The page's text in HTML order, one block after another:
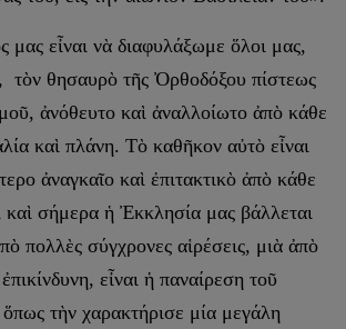
μας εἶναι νὰ διαφυλάξωμε ὅλοι μας,
τὸν θησαυρὸ τῆς Ὀρθοδόξου πίστεως
ἀνόθευτο καὶ ἀναλλοίωτο ἀπὸ κάθε
καὶ πλάνη. Τὸ καθῆκον αὐτὸ εἶναι
ἀναγκαῖο καὶ ἐπιτακτικὸ ἀπὸ κάθε
καὶ σήμερα ἡ Ἐκκλησία μας βάλλεται
πολλὲς σύγχρονες αἱρέσεις, μιὰ ἀπὸ
εἶναι ἡ παναίρεση τοῦ
τὴν χαρακτήρισε μία μεγάλη